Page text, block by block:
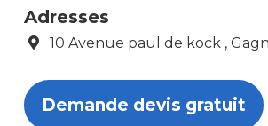
Adresses
10 Avenue paul de kock ,
Demande devis gratuit